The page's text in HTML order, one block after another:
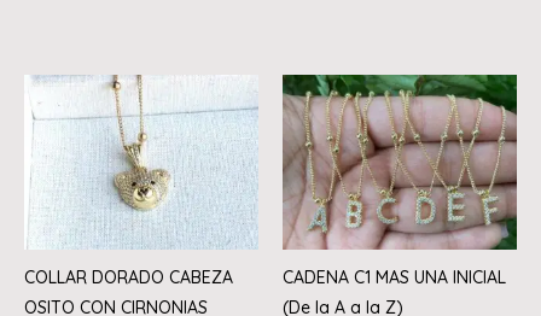
COLLAR DORADO CABEZA
OSITO CON CIRNONIAS
CADENA C1 MAS UNA INICIAL
(De la A a la Z)